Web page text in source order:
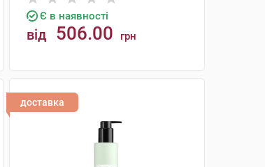
Є в наявності
від 506.00 грн
доставка